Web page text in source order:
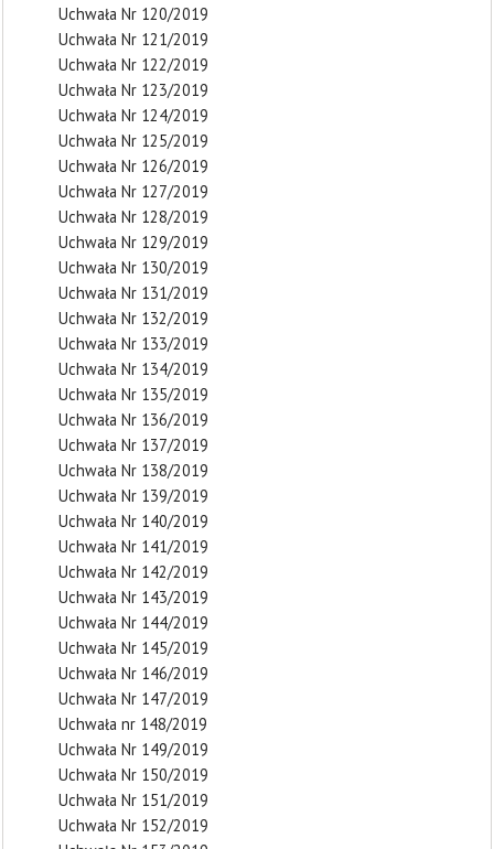
Uchwała Nr 120/2019
Uchwała Nr 121/2019
Uchwała Nr 122/2019
Uchwała Nr 123/2019
Uchwała Nr 124/2019
Uchwała Nr 125/2019
Uchwała Nr 126/2019
Uchwała Nr 127/2019
Uchwała Nr 128/2019
Uchwała Nr 129/2019
Uchwała Nr 130/2019
Uchwała Nr 131/2019
Uchwała Nr 132/2019
Uchwała Nr 133/2019
Uchwała Nr 134/2019
Uchwała Nr 135/2019
Uchwała Nr 136/2019
Uchwała Nr 137/2019
Uchwała Nr 138/2019
Uchwała Nr 139/2019
Uchwała Nr 140/2019
Uchwała Nr 141/2019
Uchwała Nr 142/2019
Uchwała Nr 143/2019
Uchwała Nr 144/2019
Uchwała Nr 145/2019
Uchwała Nr 146/2019
Uchwała Nr 147/2019
Uchwała nr 148/2019
Uchwała Nr 149/2019
Uchwała Nr 150/2019
Uchwała Nr 151/2019
Uchwała Nr 152/2019